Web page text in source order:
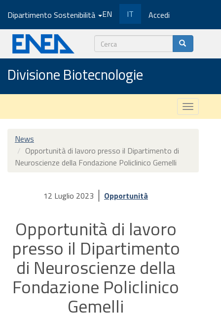
contenuto
principale
Dipartimento Sostenibilità EN IT Accedi
Cerca
Divisione Biotecnologie
Toggle
News
Opportunità di lavoro presso il Dipartimento di
Neuroscienze della Fondazione Policlinico Gemelli
12 Luglio 2023 Opportunità
Opportunità di lavoro
presso il Dipartimento
di Neuroscienze della
Fondazione Policlinico
Gemelli